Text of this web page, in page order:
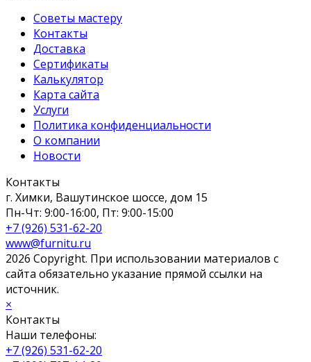
Советы мастеру
Контакты
Доставка
Сертификаты
Калькулятор
Карта сайта
Услуги
Политика конфиденциальности
О компании
Новости
Контакты
г. Химки, Вашутинское шоссе, дом 15
Пн-Чт: 9:00-16:00, Пт: 9:00-15:00
+7 (926) 531-62-20
www@furnitu.ru
2026 Copyright. При использовании материалов с
сайта обязательно указание прямой ссылки на
источник.
×
Контакты
Наши телефоны:
+7 (926) 531-62-20